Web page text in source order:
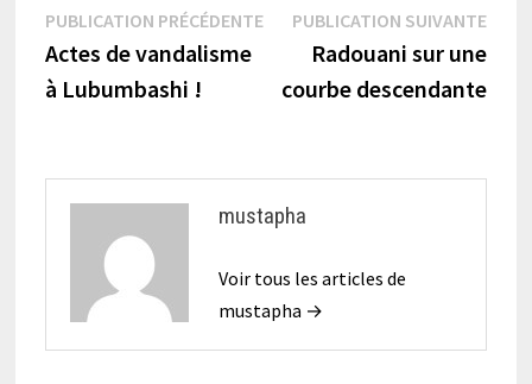
Navigation
de
PUBLICATION PRÉCÉDENTEPublication
précédente :
Actes de vandalisme
à Lubumbashi !
PUBLICATION SUIVANTE
Radouani sur une
courbe descendante
mustapha
Voir tous les articles de
mustapha →